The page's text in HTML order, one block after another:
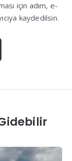
için adım, e-
kaydedilsin.